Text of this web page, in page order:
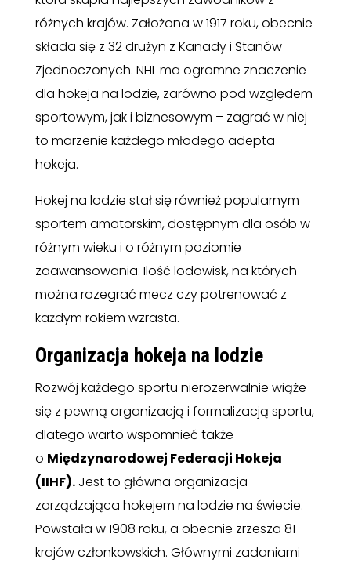
różnych krajów. Założona w 1917 roku, obecnie
składa się z 32 drużyn z Kanady i Stanów
Zjednoczonych. NHL ma ogromne znaczenie
dla hokeja na lodzie, zarówno pod względem
sportowym, jak i biznesowym – zagrać w niej
to marzenie każdego młodego adepta
hokeja.
Hokej na lodzie stał się również popularnym
sportem amatorskim, dostępnym dla osób w
różnym wieku i o różnym poziomie
zaawansowania. Ilość lodowisk, na których
można rozegrać mecz czy potrenować z
każdym rokiem wzrasta.
Organizacja hokeja na lodzie
Rozwój każdego sportu nierozerwalnie wiąże
się z pewną organizacją i formalizacją sportu,
dlatego warto wspomnieć także
o Międzynarodowej Federacji Hokeja
(IIHF).Jest to główna organizacja
zarządzająca hokejem na lodzie na świecie.
Powstała w 1908 roku, a obecnie zrzesza 81
krajów członkowskich. Głównymi zadaniami